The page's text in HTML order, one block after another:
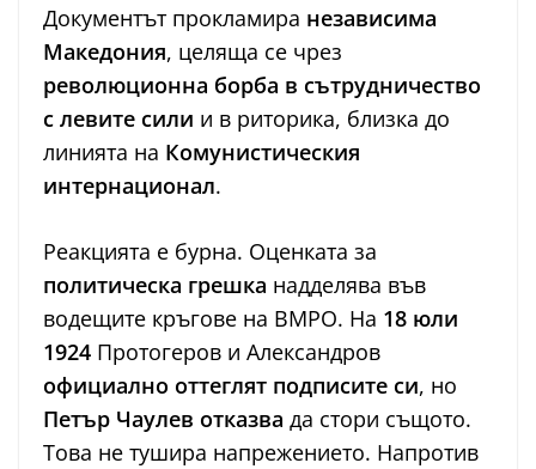
Документът прокламира независима
Македония, целяща се чрез
революционна борба в сътрудничество
с левите сили и в риторика, близка до
линията на Комунистическия
интернационал.
Реакцията е бурна. Оценката за
политическа грешка надделява във
водещите кръгове на ВМРО. На 18 юли
1924 Протогеров и Александров
официално оттеглят подписите си, но
Петър Чаулев отказва да стори същото.
Това не тушира напрежението. Напротив